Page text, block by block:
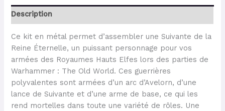
Description
Ce kit en métal permet d’assembler une Suivante de la
Reine Éternelle, un puissant personnage pour vos
armées des Royaumes Hauts Elfes lors des parties de
Warhammer : The Old World. Ces guerrières
polyvalentes sont armées d’un arc d’Avelorn, d’une
lance de Suivante et d’une arme de base, ce qui les
rend mortelles dans toute une variété de rôles. Une